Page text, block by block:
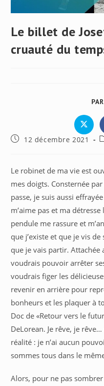
Le billet de
cruauté du
Ouvrir
dans
une
Publication
12 décembre 2021
Le robinet de ma vie est
mes doigts. Consternée
passe, je suis aussi
m’aime pas et ma
pendule me rassure et
que j’existe et que je vis
que je vais partir. Attachée
voudrais pouvoir arrêter
voudrais figer les
revenir en arrière pour
bonheurs et les plaquer à
Doc de «Retour vers le
DeLorean. Je rêve, je
réalité : je n’ai aucun
sommes tous dans le
Alors, pour ne pas